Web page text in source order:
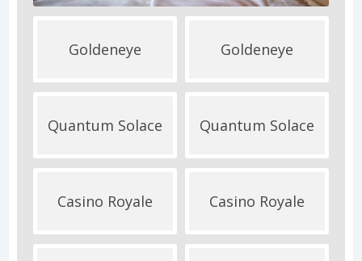
Goldeneye Goldeneye
Quantum Solace Quantum Solace
Casino Royale Casino Royale